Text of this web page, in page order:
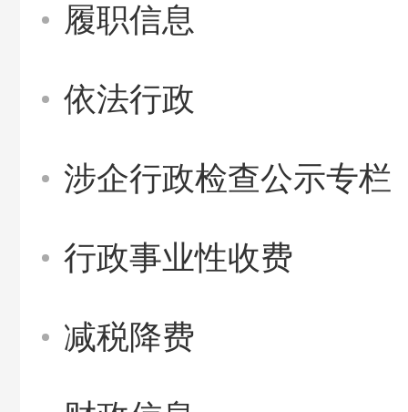
履职信息
依法行政
涉企行政检查公示专栏
行政事业性收费
减税降费